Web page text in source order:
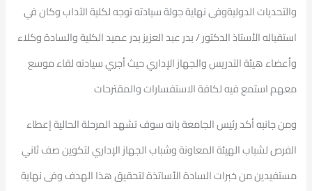
والتحديات الدوليةوفى نهاية جولة سيادته توجه لكلية الآداب وكان في
استقباله الأستاذ الدكتور / بدر عبد العزيز بدر عميد الكلية والسادة وكلاء
وأعضاء هيئة التدريس والجهاز الإداري حيث أجري سيادته لقاء موسع
معهم استمع فيه لكافة الاستفسارات والمقترحات
ومن جانبه أكد رئيس الجامعة بانه سوف تشهد المرحلة الحالية إعطاء
الفرص لشباب الهيئة المعاونة وشباب الجهاز الإداري لتكوين صف ثاني
مستفيدين من خبرات السادة الأساتذة لتحقيق هذا الهدف وفى نهاية